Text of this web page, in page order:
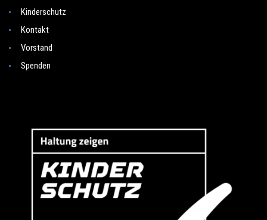
Kinderschutz
Kontakt
Vorstand
Spenden